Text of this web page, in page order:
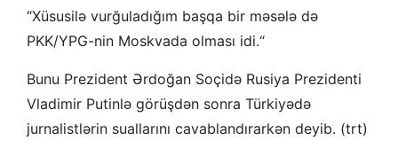
“Xüsusilə vurğuladığım başqa bir məsələ də
PKK/YPG-nin Moskvada olması idi.“
Bunu Prezident Ərdoğan Soçidə Rusiya Prezidenti
Vladimir Putinlə görüşdən sonra Türkiyədə
jurnalistlərin suallarını cavablandırarkən deyib. (trt)